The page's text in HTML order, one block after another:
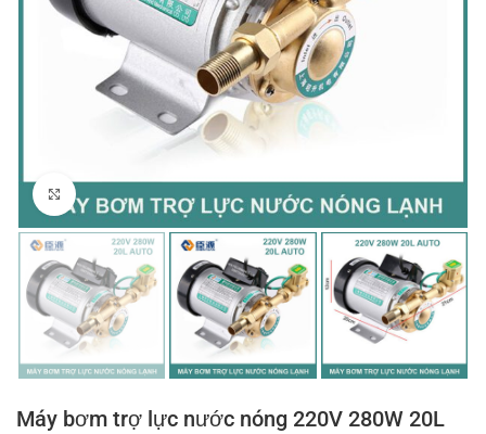
Click to enlarge
Máy bơm trợ lực nước nóng 220V 280W 20L